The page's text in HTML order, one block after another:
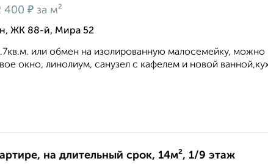
400 ₽ за м²
ЖК 88-й, Мира 52
или обмен на изолированную малосемейку,
окно, линолиум, санузел с кафелем и новой
на длительный срок, 14м², 1/9 этаж